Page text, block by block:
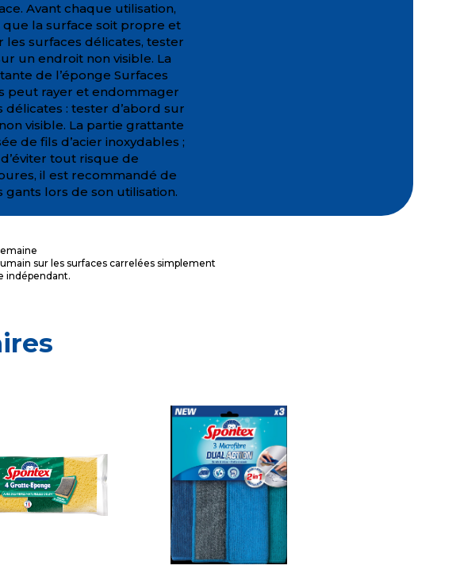
Avant chaque utilisation,
que la surface soit propre et
les surfaces délicates, tester
un endroit non visible. La
de l’éponge Surfaces
peut rayer et endommager
délicates : tester d’abord sur
visible. La partie grattante
de fils d’acier inoxydables ;
tout risque de
il est recommandé de
gants lors de son utilisation.
sur les surfaces carrelées simplement
indépendant.